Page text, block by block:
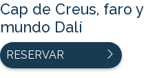
Cap de Creus, faro y
mundo Dalí
RESERVAR